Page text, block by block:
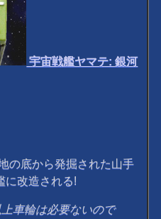
宇宙戦艦ヤマテ: 銀河
の底から発掘された山手
に改造される!
車輪は必要ないので